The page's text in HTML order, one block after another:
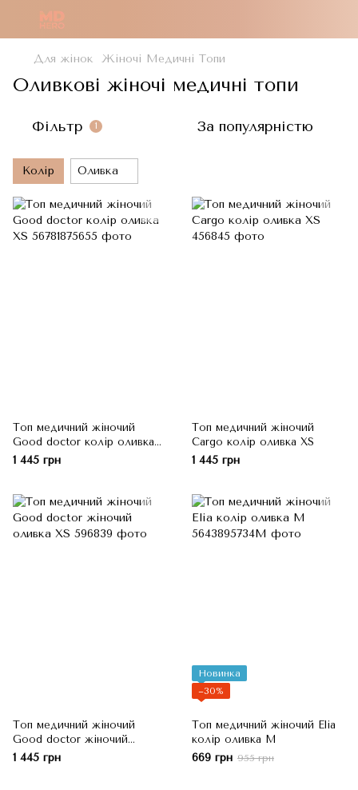
Для жінок Жіночі Медичні Топи
Оливкові жіночі медичні топи
Фільтр 1 За популярністю
Колір Оливка
Топ медичний жіночий
Good doctor колір оливка
XS
1 445 грн
Топ медичний жіночий
Cargo колір оливка XS
1 445 грн
Топ медичний жіночий
Good doctor жіночий
оливка XS
1 445 грн
Новинка
−30%
Топ медичний жіночий Elia
колір оливка M
669 грн 955 грн